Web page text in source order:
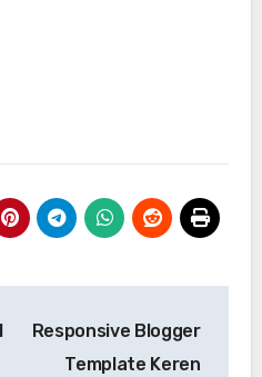
Responsive Blogger
Template Keren